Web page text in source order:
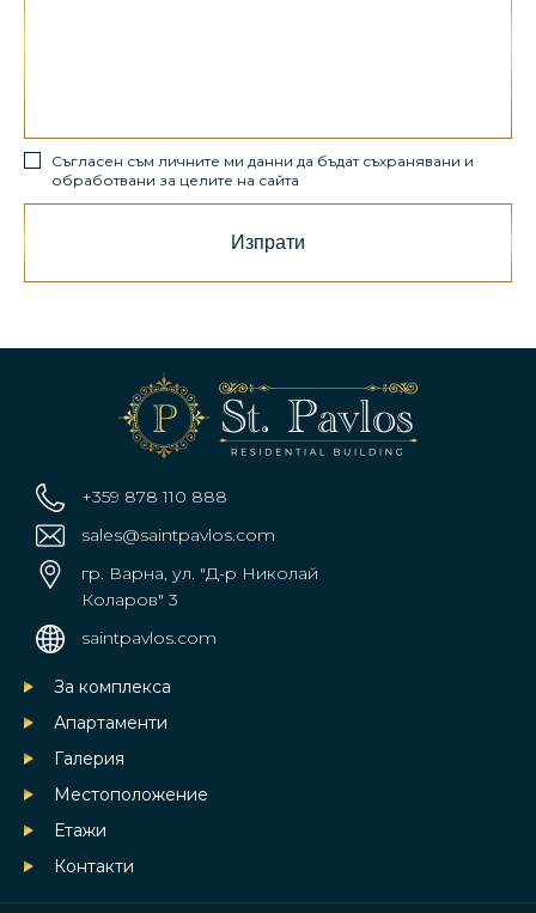
Съгласен съм личните ми данни да бъдат съхранявани и
обработвани за целите на сайта
+359 878 110 888
sales@saintpavlos.com
гр. Варна, ул. "Д-р Николай
Коларов" 3
saintpavlos.com
За комплекса
Апартаменти
Галерия
Местоположение
Етажи
Контакти